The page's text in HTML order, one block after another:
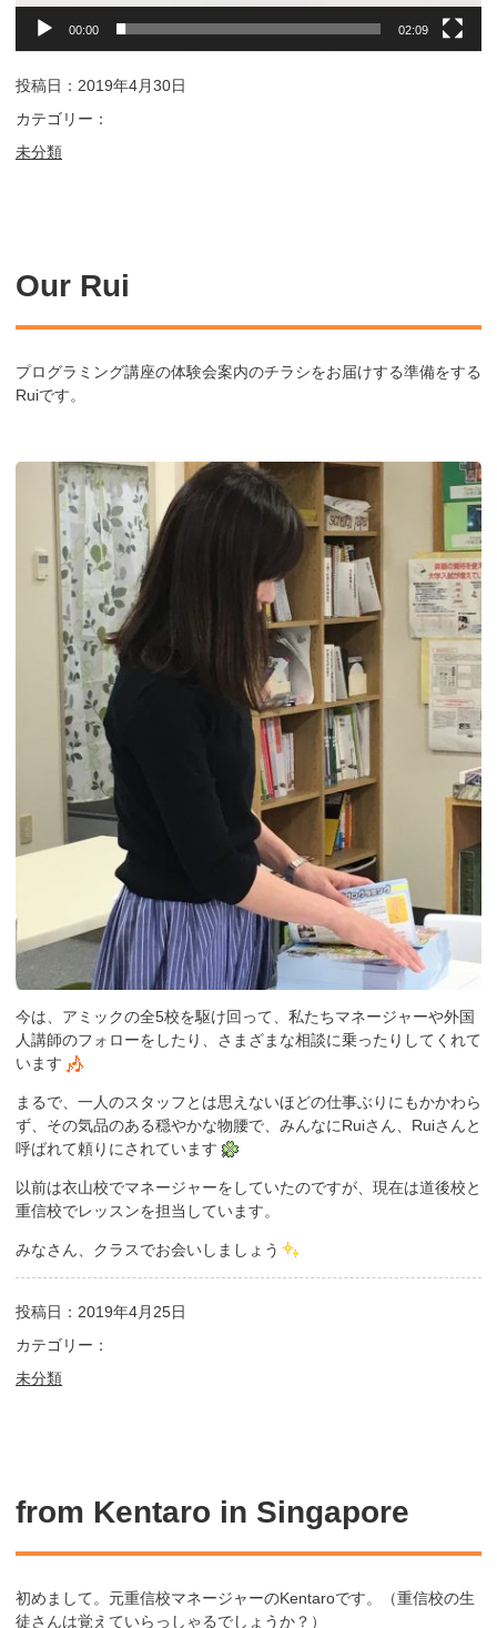
00:00 02:09
投稿日：2019年4月30日
カテゴリー：
未分類
Our Rui
プログラミング講座の体験会案内のチラシをお届けする準備をする
Ruiです。
今は、アミックの全5校を駆け回って、私たちマネージャーや外国
人講師のフォローをしたり、さまざまな相談に乗ったりしてくれて
います
まるで、一人のスタッフとは思えないほどの仕事ぶりにもかかわら
ず、その気品のある穏やかな物腰で、みんなにRuiさん、Ruiさんと
呼ばれて頼りにされています
以前は衣山校でマネージャーをしていたのですが、現在は道後校と
重信校でレッスンを担当しています。
みなさん、クラスでお会いしましょう
投稿日：2019年4月25日
カテゴリー：
未分類
from Kentaro in Singapore
初めまして。元重信校マネージャーのKentaroです。（重信校の生
徒さんは覚えていらっしゃるでしょうか？）